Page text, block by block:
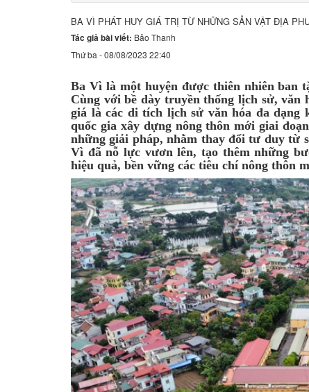
BA VÌ PHÁT HUY GIÁ TRỊ TỪ NHỮNG SẢN VẬT ĐỊA
Tác giả bài viết: Bảo Thanh
Thứ ba - 08/08/2023 22:40
Ba Vì là một huyện được thiên nhiên ban
Cùng với bề dày truyền thống lịch sử,
giá là các di tích lịch sử văn hóa đa dạng
quốc gia xây dựng nông thôn mới giai
những giải pháp, nhằm thay đổi tư duy từ
Vì đã nỗ lực vươn lên, tạo thêm những
hiệu quả, bền vững các tiêu chí nông thôn